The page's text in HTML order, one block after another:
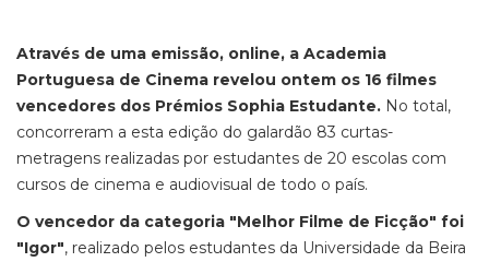
Através de uma emissão, online, a Academia
Portuguesa de Cinema revelou ontem os 16 filmes
vencedores dos Prémios Sophia Estudante. No total,
concorreram a esta edição do galardão 83 curtas-
metragens realizadas por estudantes de 20 escolas com
cursos de cinema e audiovisual de todo o país.
O vencedor da categoria "Melhor Filme de Ficção" foi
"Igor", realizado pelos estudantes da Universidade da Beira